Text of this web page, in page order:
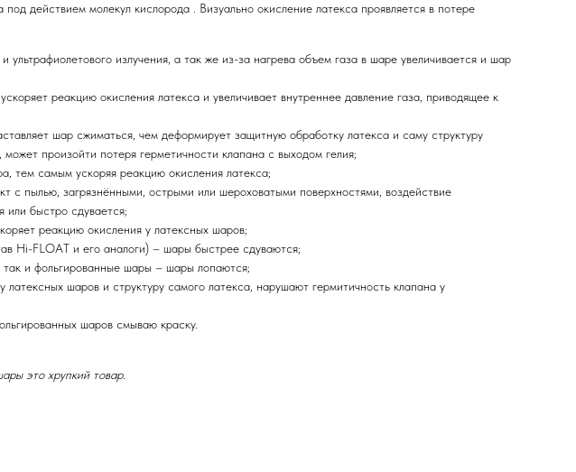
действием молекул кислорода . Визуально окисление латекса проявляется в потере
излучения, а так же из-за нагрева объем газа в шаре увеличивается и шар
реакцию окисления латекса и увеличивает внутреннее давление газа, приводящее к
шар сжиматься, чем деформирует защитную обработку латекса и саму структуру
произойти потеря герметичности клапана с выходом гелия;
тем самым ускоряя реакцию окисления латекса;
с пылью, загрязнёнными, острыми или шероховатыми поверхностями, воздействие
быстро сдувается;
реакцию окисления у латексных шаров;
Hi-FLOAT и его аналоги) – шары быстрее сдуваются;
так и фольгированные шары – шары лопаются;
шаров и структуру самого латекса, нарушают гермитичность клапана у
шаров смываю краску.
это хрупкий товар.